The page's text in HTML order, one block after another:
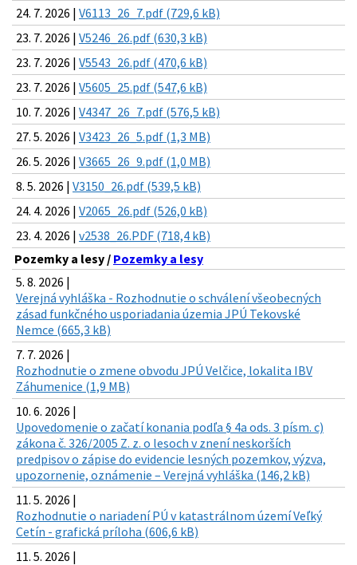
24. 7. 2026 | V6113_26_7.pdf (729,6 kB)
23. 7. 2026 | V5246_26.pdf (630,3 kB)
23. 7. 2026 | V5543_26.pdf (470,6 kB)
23. 7. 2026 | V5605_25.pdf (547,6 kB)
10. 7. 2026 | V4347_26_7.pdf (576,5 kB)
27. 5. 2026 | V3423_26_5.pdf (1,3 MB)
26. 5. 2026 | V3665_26_9.pdf (1,0 MB)
8. 5. 2026 | V3150_26.pdf (539,5 kB)
24. 4. 2026 | V2065_26.pdf (526,0 kB)
23. 4. 2026 | v2538_26.PDF (718,4 kB)
Pozemky a lesy / Pozemky a lesy
5. 8. 2026 |
Verejná vyhláška - Rozhodnutie o schválení všeobecných
zásad funkčného usporiadania územia JPÚ Tekovské
Nemce (665,3 kB)
7. 7. 2026 |
Rozhodnutie o zmene obvodu JPÚ Velčice, lokalita IBV
Záhumenice (1,9 MB)
10. 6. 2026 |
Upovedomenie o začatí konania podľa § 4a ods. 3 písm. c)
zákona č. 326/2005 Z. z. o lesoch v znení neskorších
predpisov o zápise do evidencie lesných pozemkov, výzva,
upozornenie, oznámenie – Verejná vyhláška (146,2 kB)
11. 5. 2026 |
Rozhodnutie o nariadení PÚ v katastrálnom území Veľký
Cetín - grafická príloha (606,6 kB)
11. 5. 2026 |